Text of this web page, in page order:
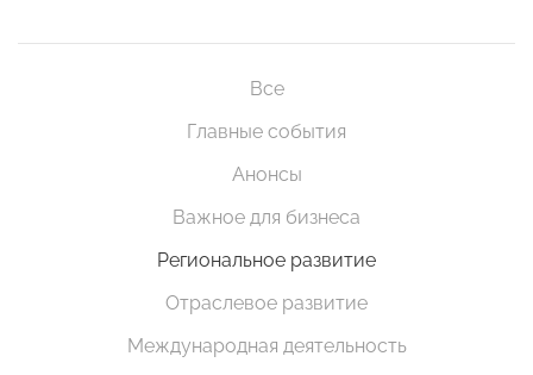
Все
Главные события
Анонсы
Важное для бизнеса
Региональное развитие
Отраслевое развитие
Международная деятельность